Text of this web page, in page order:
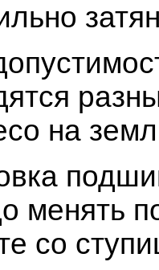
на
менять
со